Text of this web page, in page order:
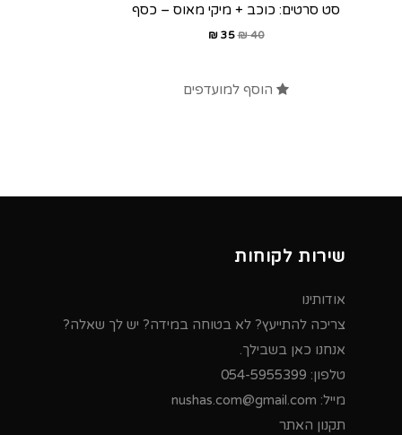
סט סרטים: כוכב + מיקי מאוס – כסף
40
₪
35
₪
הוסף למועדפים
שירות לקוחות
אודותינו
צריכה להתייעץ? לא בטוחה במידה? יש לך שאלה?
אנחנו כאן בשבילך.
טלפון: 054-5955399
מייל: nushas.com@gmail.com
תקנון האתר